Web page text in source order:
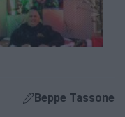
Beppe Tassone